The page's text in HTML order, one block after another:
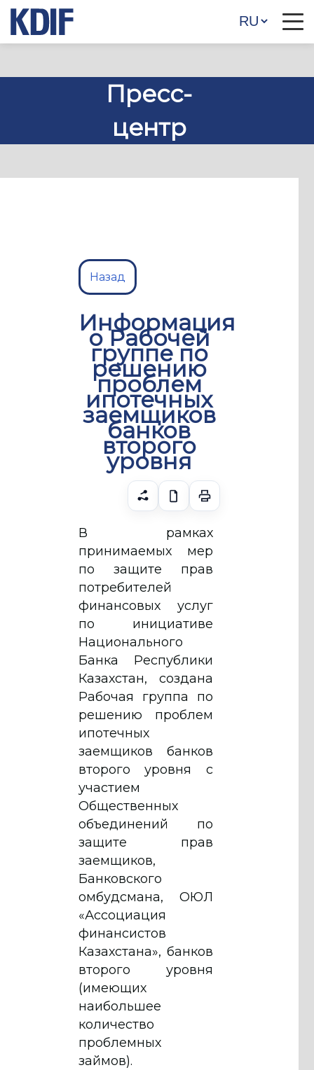
Пресс-
центр
Назад
Информация
о Рабочей
группе по
решению
проблем
ипотечных
заемщиков
банков
второго
уровня
В рамках
принимаемых мер
по защите прав
потребителей
финансовых услуг
по инициативе
Национального
Банка Республики
Казахстан, создана
Рабочая группа по
решению проблем
ипотечных
заемщиков банков
второго уровня с
участием
Общественных
объединений по
защите прав
заемщиков,
Банковского
омбудсмана, ОЮЛ
«Ассоциация
финансистов
Казахстана», банков
второго уровня
(имеющих
наибольшее
количество
проблемных
займов).